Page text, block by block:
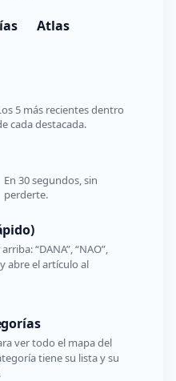
Atlas
5 más recientes dentro
cada destacada.
En 30 segundos, sin
perderte.
“DANA”, “NAO”,
y abre el artículo al
ver todo el mapa del
tiene su lista y su